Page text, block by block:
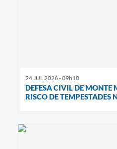
24 JUL 2026 - 09h10
DEFESA CIVIL DE MONTE
RISCO DE TEMPESTADES